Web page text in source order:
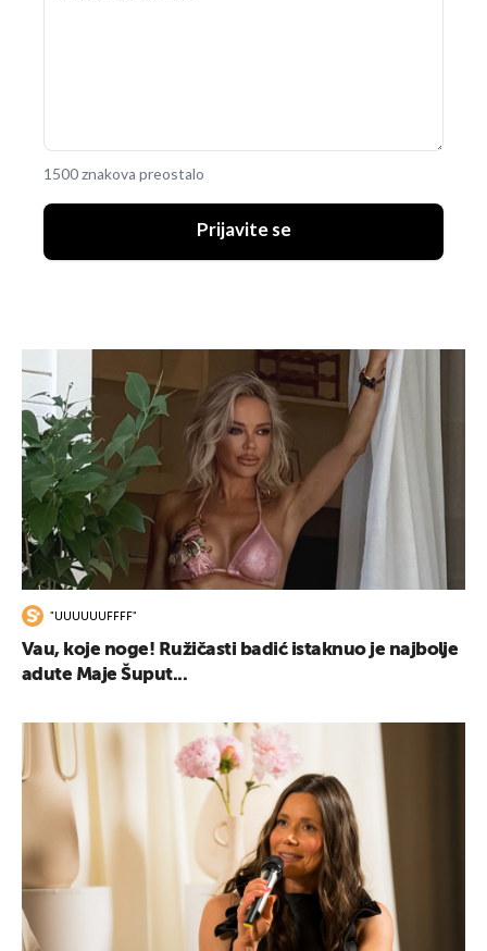
1500 znakova preostalo
Prijavite se
"UUUUUUFFFF"
Vau, koje noge! Ružičasti badić istaknuo je najbolje
adute Maje Šuput...